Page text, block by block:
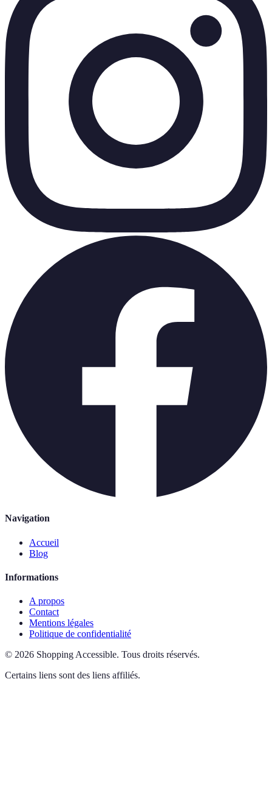
Navigation
Accueil
Blog
Informations
A propos
Contact
Mentions légales
Politique de confidentialité
© 2026 Shopping Accessible. Tous droits réservés.
Certains liens sont des liens affiliés.